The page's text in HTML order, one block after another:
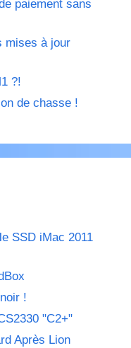
paiement sans
mises à jour
?!
de chasse !
SSD iMac 2011
!
"C2+"
Après Lion